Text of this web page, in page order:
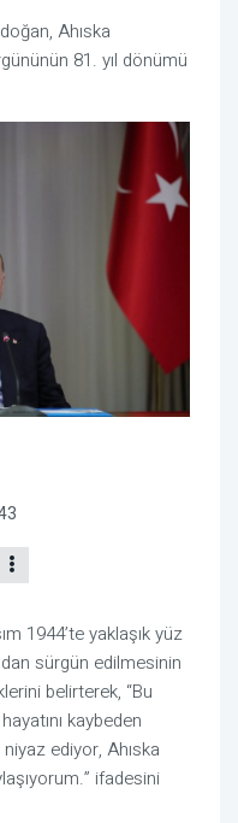
Ahıska
81. yıl dönümü
1944’te yaklaşık yüz
sürgün edilmesinin
belirterek, “Bu
kaybeden
ediyor, Ahıska
ifadesini